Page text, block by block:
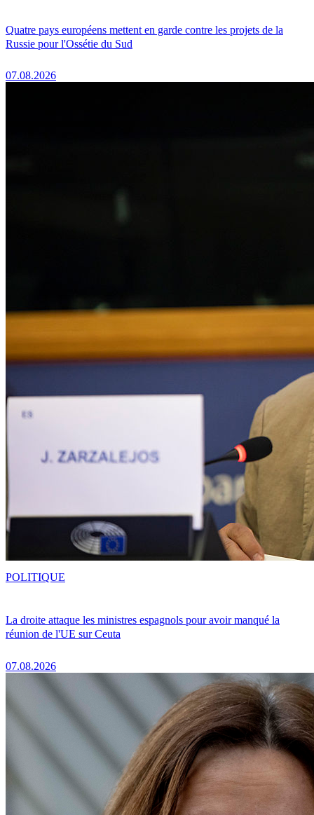
Quatre pays européens mettent en garde contre les projets de la
Russie pour l'Ossétie du Sud
07.08.2026
La droite attaque les ministres espagnols pour avoir manqué la
réunion de l'UE sur Ceuta
07.08.2026
POLITIQUE